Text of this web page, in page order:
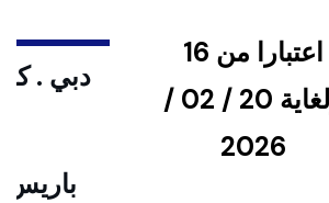
اعتبارا من 16
ولغاية 20 / 02 /
2026
دبي .
باريس